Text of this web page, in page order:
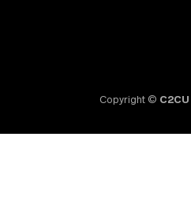
Copyright © C2CU